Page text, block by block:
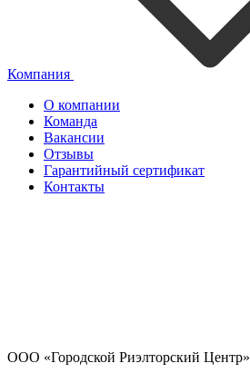
Компания
О компании
Команда
Вакансии
Отзывы
Гарантийный сертификат
Контакты
ООО «Городской Риэлторский Центр»